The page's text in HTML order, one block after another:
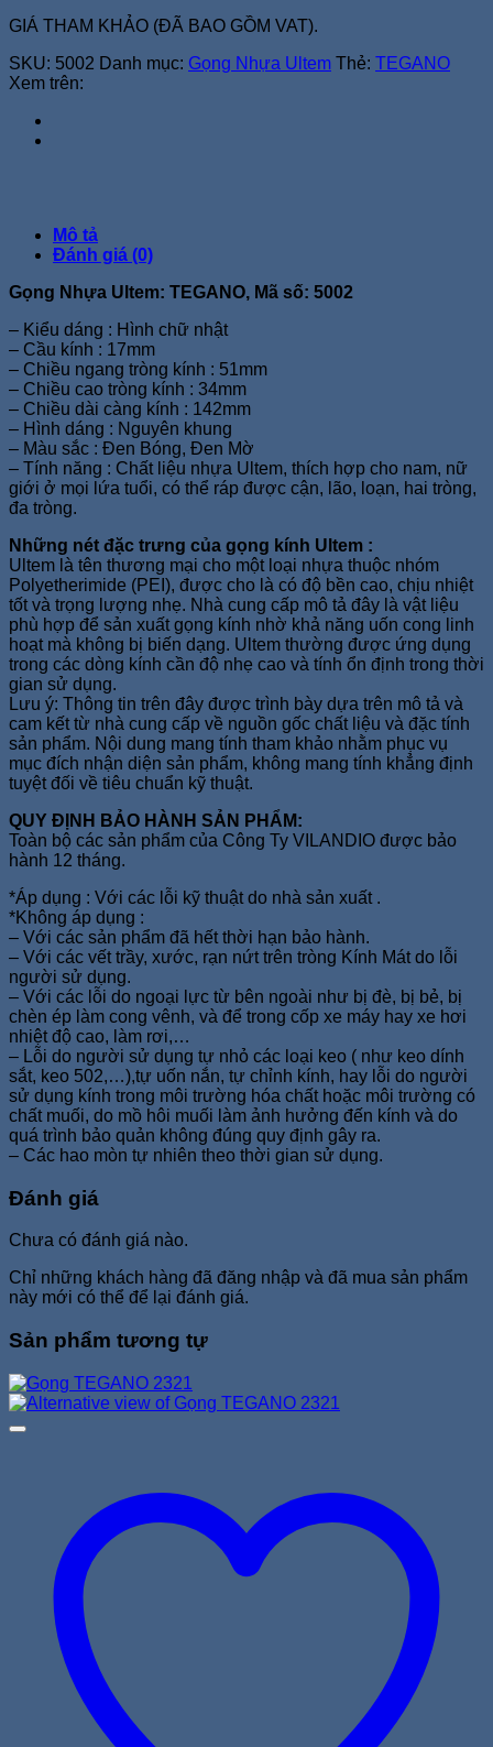
GIÁ THAM KHẢO (ĐÃ BAO GỒM VAT).
SKU: 5002 Danh mục: Gọng Nhựa Ultem Thẻ: TEGANO
Xem trên:
Mô tả
Đánh giá (0)
Gọng Nhựa Ultem: TEGANO, Mã số: 5002
– Kiểu dáng : Hình chữ nhật
– Cầu kính : 17mm
– Chiều ngang tròng kính : 51mm
– Chiều cao tròng kính : 34mm
– Chiều dài càng kính : 142mm
– Hình dáng : Nguyên khung
– Màu sắc : Đen Bóng, Đen Mờ
– Tính năng : Chất liệu nhựa Ultem, thích hợp cho nam, nữ
giới ở mọi lứa tuổi, có thể ráp được cận, lão, loạn, hai tròng,
đa tròng.
Những nét đặc trưng của gọng kính Ultem :
Ultem là tên thương mại cho một loại nhựa thuộc nhóm
Polyetherimide (PEI), được cho là có độ bền cao, chịu nhiệt
tốt và trọng lượng nhẹ. Nhà cung cấp mô tả đây là vật liệu
phù hợp để sản xuất gọng kính nhờ khả năng uốn cong linh
hoạt mà không bị biến dạng. Ultem thường được ứng dụng
trong các dòng kính cần độ nhẹ cao và tính ổn định trong thời
gian sử dụng.
Lưu ý: Thông tin trên đây được trình bày dựa trên mô tả và
cam kết từ nhà cung cấp về nguồn gốc chất liệu và đặc tính
sản phẩm. Nội dung mang tính tham khảo nhằm phục vụ
mục đích nhận diện sản phẩm, không mang tính khẳng định
tuyệt đối về tiêu chuẩn kỹ thuật.
QUY ĐỊNH BẢO HÀNH SẢN PHẨM:
Toàn bộ các sản phẩm của Công Ty VILANDIO được bảo
hành 12 tháng.
*Áp dụng : Với các lỗi kỹ thuật do nhà sản xuất .
*Không áp dụng :
– Với các sản phẩm đã hết thời hạn bảo hành.
– Với các vết trầy, xước, rạn nứt trên tròng Kính Mát do lỗi
người sử dụng.
– Với các lỗi do ngoại lực từ bên ngoài như bị đè, bị bẻ, bị
chèn ép làm cong vênh, và để trong cốp xe máy hay xe hơi
nhiệt độ cao, làm rơi,…
– Lỗi do người sử dụng tự nhỏ các loại keo ( như keo dính
sắt, keo 502,…),tự uốn nắn, tự chỉnh kính, hay lỗi do người
sử dụng kính trong môi trường hóa chất hoặc môi trường có
chất muối, do mồ hôi muối làm ảnh hưởng đến kính và do
quá trình bảo quản không đúng quy định gây ra.
– Các hao mòn tự nhiên theo thời gian sử dụng.
Đánh giá
Chưa có đánh giá nào.
Chỉ những khách hàng đã đăng nhập và đã mua sản phẩm
này mới có thể để lại đánh giá.
Sản phẩm tương tự